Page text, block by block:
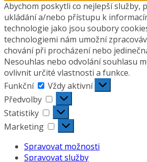
Abychom poskytli co nejlepší služby,
ukládání a/nebo přístupu k
technologie jako jsou soubory
technologiemi nám umožní
chování při procházení nebo
Nesouhlas nebo odvolání souhlasu
ovlivnit určité vlastnosti a funkce.
Funkční
Funkční
Vždy aktivní
Předvolby
Předvolby
Statistiky
Statistiky
Marketing
Marketing
Spravovat možnosti
Spravovat služby